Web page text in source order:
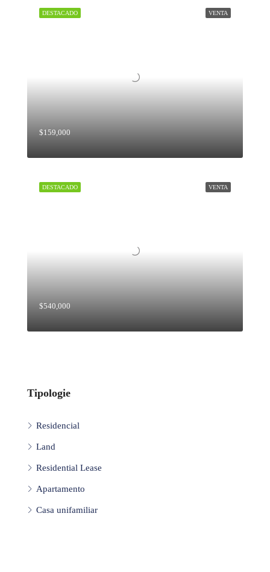
VENTA
DESTACADO
$159,000
VENTA
DESTACADO
$540,000
Tipologie
Residencial
Land
Residential Lease
Apartamento
Casa unifamiliar